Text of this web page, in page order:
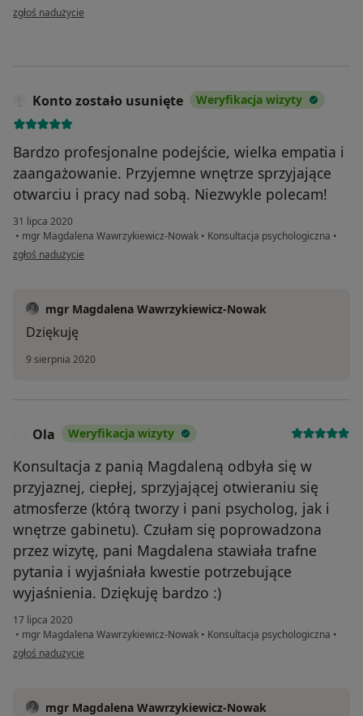
w opinii użytkownika Aleksandra
zgłoś nadużycie
Konto zostało usunięte Weryfikacja wizyty
Bardzo profesjonalne podejście, wielka empatia i
zaangażowanie. Przyjemne wnętrze sprzyjające
otwarciu i pracy nad sobą. Niezwykle polecam!
31 lipca 2020
• mgr Magdalena Wawrzykiewicz-Nowak • Konsultacja psychologiczna •
w opinii użytkownika Konto zostało usunięte
zgłoś nadużycie
mgr Magdalena Wawrzykiewicz-Nowak
Dziękuję
9 sierpnia 2020
Ola Weryfikacja wizyty
Konsultacja z panią Magdaleną odbyła się w
przyjaznej, ciepłej, sprzyjającej otwieraniu się
atmosferze (którą tworzy i pani psycholog, jak i
wnętrze gabinetu). Czułam się poprowadzona
przez wizytę, pani Magdalena stawiała trafne
pytania i wyjaśniała kwestie potrzebujące
wyjaśnienia. Dziękuję bardzo :)
17 lipca 2020
• mgr Magdalena Wawrzykiewicz-Nowak • Konsultacja psychologiczna •
w opinii użytkownika Ola
zgłoś nadużycie
mgr Magdalena Wawrzykiewicz-Nowak